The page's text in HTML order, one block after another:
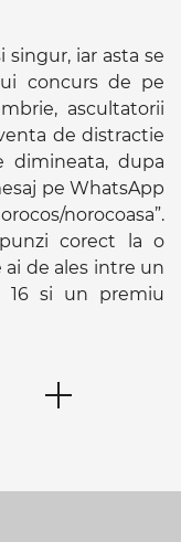
singur, iar asta se
concurs de pe
ascultatorii
de distractie
dimineata, dupa
pe WhatsApp
norocoasa”.
corect la o
de ales intre un
16 si un premiu